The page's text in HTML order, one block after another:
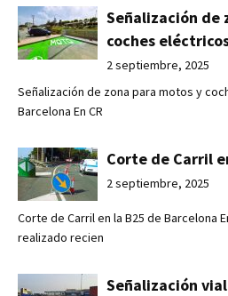
Señalización de
coches
2 septiembre, 2025
Señalización de zona para motos y
Barcelona En CR
Corte de Carril
2 septiembre, 2025
Corte de Carril en la B25 de Barcelona
realizado recien
Señalización